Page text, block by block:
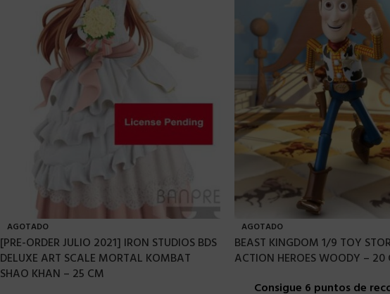
AGOTADO
[PRE-ORDER JULIO 2021] IRON STUDIOS BDS
DELUXE ART SCALE MORTAL KOMBAT
SHAO KHAN – 25 CM
AGOTADO
BEAST KINGDOM 1/9 TOY
ACTION HEROES WOODY – 20
Consigue 6 puntos de